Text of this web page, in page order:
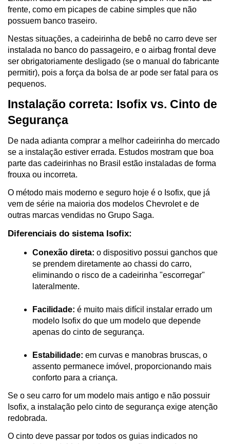
frente, como em picapes de cabine simples que não
possuem banco traseiro.
Nestas situações, a cadeirinha de bebê no carro deve ser
instalada no banco do passageiro, e o airbag frontal deve
ser obrigatoriamente desligado (se o manual do fabricante
permitir), pois a força da bolsa de ar pode ser fatal para os
pequenos.
Instalação correta: Isofix vs. Cinto de
Segurança
De nada adianta comprar a melhor cadeirinha do mercado
se a instalação estiver errada. Estudos mostram que boa
parte das cadeirinhas no Brasil estão instaladas de forma
frouxa ou incorreta.
O método mais moderno e seguro hoje é o Isofix, que já
vem de série na maioria dos modelos Chevrolet e de
outras marcas vendidas no Grupo Saga.
Diferenciais do sistema Isofix:
Conexão direta: o dispositivo possui ganchos que
se prendem diretamente ao chassi do carro,
eliminando o risco de a cadeirinha "escorregar"
lateralmente.
Facilidade: é muito mais difícil instalar errado um
modelo Isofix do que um modelo que depende
apenas do cinto de segurança.
Estabilidade: em curvas e manobras bruscas, o
assento permanece imóvel, proporcionando mais
conforto para a criança.
Se o seu carro for um modelo mais antigo e não possuir
Isofix, a instalação pelo cinto de segurança exige atenção
redobrada.
O cinto deve passar por todos os guias indicados no